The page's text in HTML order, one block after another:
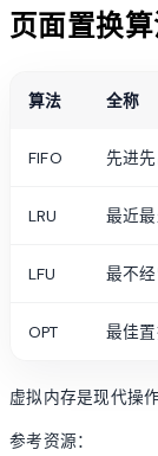
页面置换
算法 全称
FIFO 先进
LRU 最近
LFU 最不
OPT 最佳
虚拟内存是现代操
参考资源：